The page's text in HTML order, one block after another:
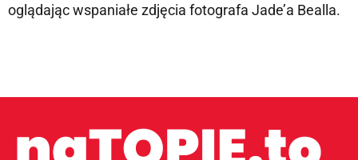
oglądając wspaniałe zdjęcia fotografa Jade’a Bealla.